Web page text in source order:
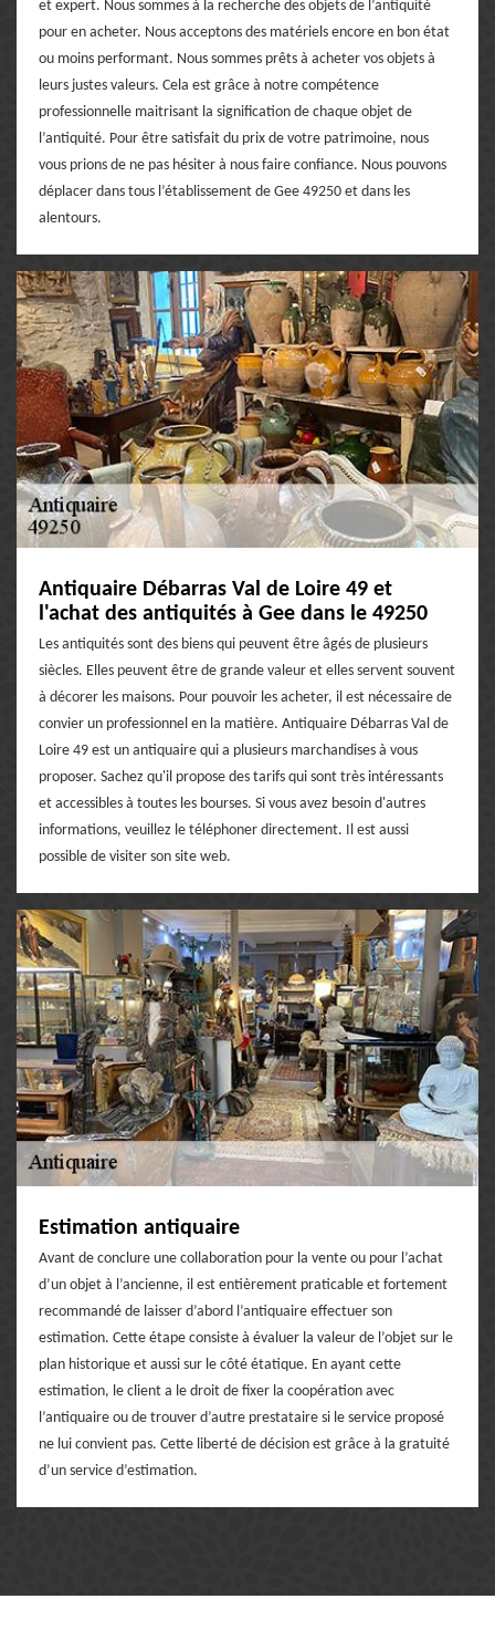
et expert. Nous sommes à la recherche des objets de l’antiquité
pour en acheter. Nous acceptons des matériels encore en bon état
ou moins performant. Nous sommes prêts à acheter vos objets à
leurs justes valeurs. Cela est grâce à notre compétence
professionnelle maitrisant la signification de chaque objet de
l’antiquité. Pour être satisfait du prix de votre patrimoine, nous
vous prions de ne pas hésiter à nous faire confiance. Nous pouvons
déplacer dans tous l’établissement de Gee 49250 et dans les
alentours.
Antiquaire Débarras Val de Loire 49 et
l'achat des antiquités à Gee dans le 49250
Les antiquités sont des biens qui peuvent être âgés de plusieurs
siècles. Elles peuvent être de grande valeur et elles servent souvent
à décorer les maisons. Pour pouvoir les acheter, il est nécessaire de
convier un professionnel en la matière. Antiquaire Débarras Val de
Loire 49 est un antiquaire qui a plusieurs marchandises à vous
proposer. Sachez qu'il propose des tarifs qui sont très intéressants
et accessibles à toutes les bourses. Si vous avez besoin d'autres
informations, veuillez le téléphoner directement. Il est aussi
possible de visiter son site web.
Estimation antiquaire
Avant de conclure une collaboration pour la vente ou pour l’achat
d’un objet à l’ancienne, il est entièrement praticable et fortement
recommandé de laisser d’abord l’antiquaire effectuer son
estimation. Cette étape consiste à évaluer la valeur de l’objet sur le
plan historique et aussi sur le côté étatique. En ayant cette
estimation, le client a le droit de fixer la coopération avec
l’antiquaire ou de trouver d’autre prestataire si le service proposé
ne lui convient pas. Cette liberté de décision est grâce à la gratuité
d’un service d’estimation.